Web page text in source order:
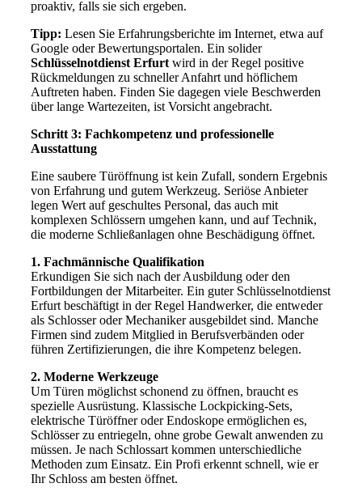
proaktiv, falls sie sich ergeben.
Tipp: Lesen Sie Erfahrungsberichte im Internet, etwa auf
Google oder Bewertungsportalen. Ein solider
Schlüsselnotdienst Erfurtwird in der Regel positive
Rückmeldungen zu schneller Anfahrt und höflichem
Auftreten haben. Finden Sie dagegen viele Beschwerden
über lange Wartezeiten, ist Vorsicht angebracht.
Schritt 3: Fachkompetenz und professionelle
Ausstattung
Eine saubere Türöffnung ist kein Zufall, sondern Ergebnis
von Erfahrung und gutem Werkzeug. Seriöse Anbieter
legen Wert auf geschultes Personal, das auch mit
komplexen Schlössern umgehen kann, und auf Technik,
die moderne Schließanlagen ohne Beschädigung öffnet.
1. Fachmännische Qualifikation
Erkundigen Sie sich nach der Ausbildung oder den
Fortbildungen der Mitarbeiter. Ein guter Schlüsselnotdienst
Erfurt beschäftigt in der Regel Handwerker, die entweder
als Schlosser oder Mechaniker ausgebildet sind. Manche
Firmen sind zudem Mitglied in Berufsverbänden oder
führen Zertifizierungen, die ihre Kompetenz belegen.
2. Moderne Werkzeuge
Um Türen möglichst schonend zu öffnen, braucht es
spezielle Ausrüstung. Klassische Lockpicking-Sets,
elektrische Türöffner oder Endoskope ermöglichen es,
Schlösser zu entriegeln, ohne grobe Gewalt anwenden zu
müssen. Je nach Schlossart kommen unterschiedliche
Methoden zum Einsatz. Ein Profi erkennt schnell, wie er
Ihr Schloss am besten öffnet.